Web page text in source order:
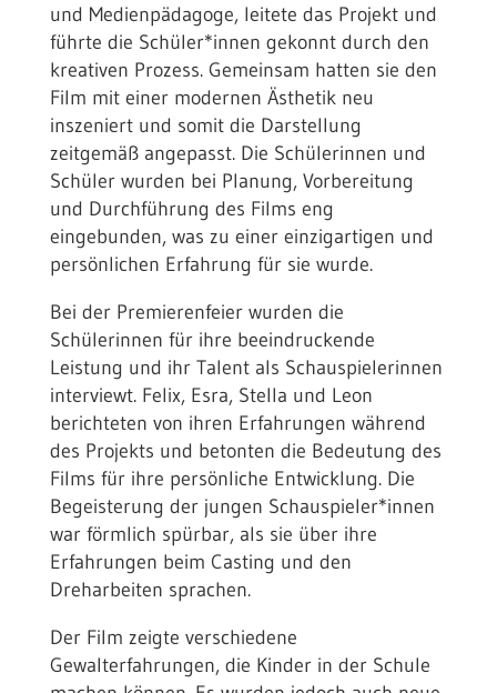
und Medienpädagoge, leitete das Projekt und
führte die Schüler*innen gekonnt durch den
kreativen Prozess. Gemeinsam hatten sie den
Film mit einer modernen Ästhetik neu
inszeniert und somit die Darstellung
zeitgemäß angepasst. Die Schülerinnen und
Schüler wurden bei Planung, Vorbereitung
und Durchführung des Films eng
eingebunden, was zu einer einzigartigen und
persönlichen Erfahrung für sie wurde.
Bei der Premierenfeier wurden die
Schülerinnen für ihre beeindruckende
Leistung und ihr Talent als Schauspielerinnen
interviewt. Felix, Esra, Stella und Leon
berichteten von ihren Erfahrungen während
des Projekts und betonten die Bedeutung des
Films für ihre persönliche Entwicklung. Die
Begeisterung der jungen Schauspieler*innen
war förmlich spürbar, als sie über ihre
Erfahrungen beim Casting und den
Dreharbeiten sprachen.
Der Film zeigte verschiedene
Gewalterfahrungen, die Kinder in der Schule